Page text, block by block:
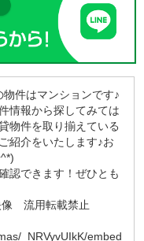
件はマンションです♪
情報から探してみては
物件を取り揃えている
紹介をいたします♪お
認できます！ぜひとも
像 流用転載禁止
_NRVyvUIkK/embed